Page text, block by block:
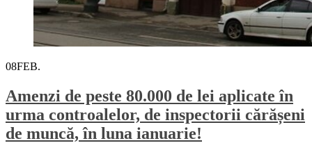
08FEB.
Amenzi de peste 80.000 de lei aplicate în
urma controalelor, de inspectorii cărășeni
de muncă, în luna ianuarie!